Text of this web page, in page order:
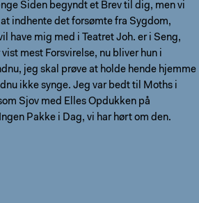
Siden begyndt et Brev til dig, men vi
indhente det forsømte fra Sygdom,
have mig med i Teatret Joh. er i Seng,
mest Forsvirelse, nu bliver hun i
jeg skal prøve at holde hende hjemme
ikke synge. Jeg var bedt til Moths i
Sjov med Elles Opdukken på
Pakke i Dag, vi har hørt om den.